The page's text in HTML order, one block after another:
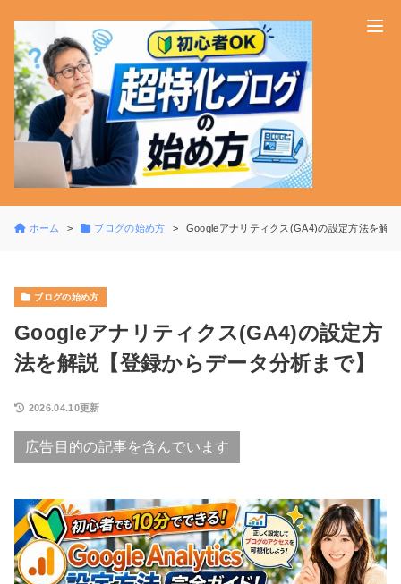
ホーム ブログの始め方 Googleアナリティクス(GA4)の設定方法を解
ブログの始め方
Googleアナリティクス(GA4)の設定方
法を解説【登録からデータ分析まで】
2026.04.10更新
広告目的の記事を含んでいます